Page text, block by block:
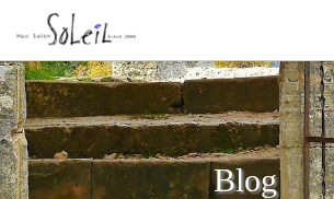
Blog